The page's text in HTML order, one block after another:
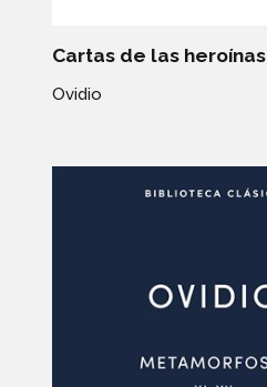
Cartas de las heroínas
Ovidio